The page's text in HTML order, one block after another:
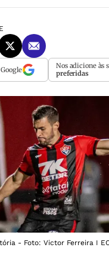
Nos adicione às
preferidas
- Foto: Victor Ferreira I